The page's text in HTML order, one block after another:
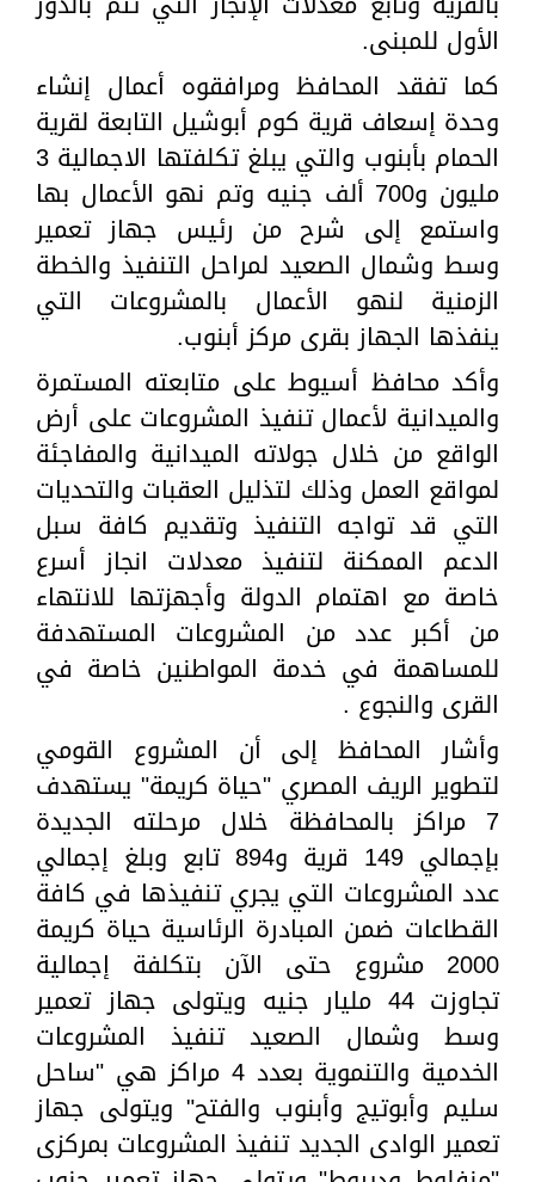
الأول للمبنى.
كما تفقد المحافظ ومرافقوه أعمال إنشاء
وحدة إسعاف قرية كوم أبوشيل التابعة لقرية
الحمام بأبنوب والتي يبلغ تكلفتها الاجمالية 3
مليون و700 ألف جنيه وتم نهو الأعمال بها
واستمع إلى شرح من رئيس جهاز تعمير
وسط وشمال الصعيد لمراحل التنفيذ والخطة
الزمنية لنهو الأعمال بالمشروعات التي
ينفذها الجهاز بقرى مركز أبنوب.
وأكد محافظ أسيوط على متابعته المستمرة
والميدانية لأعمال تنفيذ المشروعات على أرض
الواقع من خلال جولاته الميدانية والمفاجئة
لمواقع العمل وذلك لتذليل العقبات والتحديات
التي قد تواجه التنفيذ وتقديم كافة سبل
الدعم الممكنة لتنفيذ معدلات انجاز أسرع
خاصة مع اهتمام الدولة وأجهزتها للانتهاء
من أكبر عدد من المشروعات المستهدفة
للمساهمة في خدمة المواطنين خاصة في
القرى والنجوع .
وأشار المحافظ إلى أن المشروع القومي
لتطوير الريف المصري "حياة كريمة" يستهدف
7 مراكز بالمحافظة خلال مرحلته الجديدة
بإجمالي 149 قرية و894 تابع وبلغ إجمالي
عدد المشروعات التي يجري تنفيذها في كافة
القطاعات ضمن المبادرة الرئاسية حياة كريمة
2000 مشروع حتى الآن بتكلفة إجمالية
تجاوزت 44 مليار جنيه ويتولى جهاز تعمير
وسط وشمال الصعيد تنفيذ المشروعات
الخدمية والتنموية بعدد 4 مراكز هي "ساحل
سليم وأبوتيج وأبنوب والفتح" ويتولى جهاز
تعمير الوادى الجديد تنفيذ المشروعات بمركزى